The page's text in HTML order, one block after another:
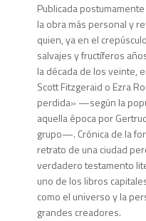
Publicada
la obra más personal y
quien, ya en el
salvajes y fructíferos
la década de los veinte,
Scott Fitzgeraid o Ezra
perdida» —según la
aquella época por
grupo—. Crónica de la
retrato de una ciudad
verdadero testamento
uno de los libros
como el universo y la
grandes creadores.